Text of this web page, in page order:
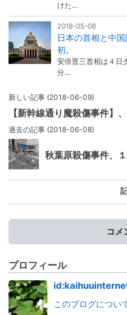
けた…
2018-05-08
日本の首相と中
初。
安倍晋三首相は４日
分…
新しい記事 (2018-06-09)
【新幹線通り魔殺傷事件】
過去の記事 (2018-06-08)
秋葉原殺傷事件、
コメ
プロフィール
このブログについ